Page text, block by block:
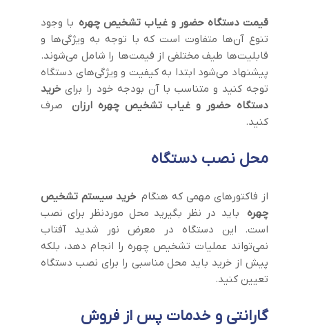
قیمت دستگاه حضور و غیاب تشخیص چهره با وجود
تنوع آن‌ها متفاوت است که با توجه به ویژگی‌ها و
قابلیت‌ها طیف مختلفی از قیمت‌ها را شامل می‌شوند.
پیشنهاد می‌شود ابتدا به کیفیت و ویژگی‌های دستگاه
توجه کنید و متناسب با آن بودجه خود را برای خرید
دستگاه حضور و غیاب تشخیص چهره ارزان
صرف
کنید.
محل نصب دستگاه
از فاکتورهای مهمی که هنگام خرید سیستم تشخیص
چهره
باید در نظر بگیرید محل موردنظر برای نصب
است. این دستگاه در معرض نور شدید آفتاب
نمی‌تواند عملیات تشخیص چهره را انجام دهد، بلکه
پیش از خرید باید محل مناسبی را برای نصب دستگاه
تعیین کنید.
گارانتی و خدمات پس از فروش